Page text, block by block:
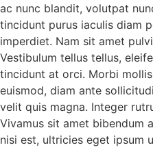
ac nunc blandit, volutpat
tincidunt purus iaculis diam
imperdiet. Nam sit amet
Vestibulum tellus tellus,
tincidunt at orci. Morbi
euismod, diam ante
velit quis magna. Integer
Vivamus sit amet bibendum
nisi est, ultricies eget ipsum